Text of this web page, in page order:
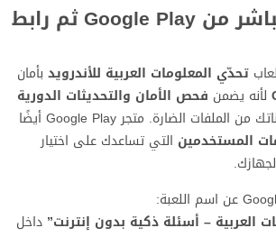
رابط تحميل مباشر من Google Play ثم رابط
تحدّي المعلومات العربية للأندرويد بأمان
لأنه يضمن فحص الأمان والتحديثات الدورية
مما يحمي جهازك وبياناتك من الملفات الضارة. متجر Google Play أيضًا
المستخدمين التي تساعدك على اختيار
العربية – أسئلة ذكية بدون إنترنت” داخل